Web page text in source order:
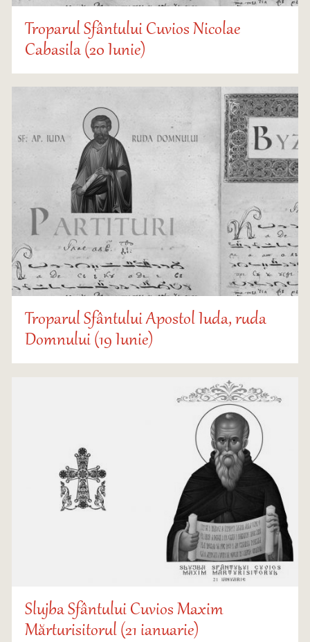
Troparul Sfântului Cuvios Nicolae
Cabasila (20 Iunie)
Troparul Sfântului Apostol Iuda, ruda
Domnului (19 Iunie)
Slujba Sfântului Cuvios Maxim
Mărturisitorul (21 ianuarie)